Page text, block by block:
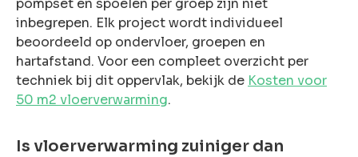
pompset en spoelen per groep zijn niet
inbegrepen. Elk project wordt individueel
beoordeeld op ondervloer, groepen en
hartafstand. Voor een compleet overzicht per
techniek bij dit oppervlak, bekijk de Kosten voor
50 m2 vloerverwarming.
Is vloerverwarming zuiniger dan